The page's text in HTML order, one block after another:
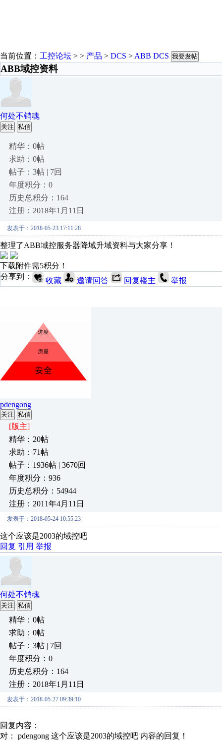
当前位置： 工控论坛 > > 产品 > DCS > ABB DCS 我要发帖
ABB域控资料
何处不销魂
关注 私信
精华：0帖
求助：0帖
帖子：3帖 | 7回
年度积分：0
历史总积分：164
注册：2018年1月11日
发表于：2018-05-23 17:11:28
整理了ABB域控服务器降域升域资料与大家分享！
下载附件需5积分！
分享到：
收藏 邀请回答 回复楼主 举报
pdengong
关注 私信
[版主]
精华：20帖
求助：71帖
帖子：1936帖 | 3670回
年度积分：936
历史总积分：54944
注册：2011年4月11日
发表于：2018-05-24 10:55:23
这个应该是2003的域控吧
回复 引用 举报
何处不销魂
关注 私信
精华：0帖
求助：0帖
帖子：3帖 | 7回
年度积分：0
历史总积分：164
注册：2018年1月11日
发表于：2018-05-27 09:39:10
回复内容：
对： pdengong 这个应该是2003的域控吧 内容的回复！